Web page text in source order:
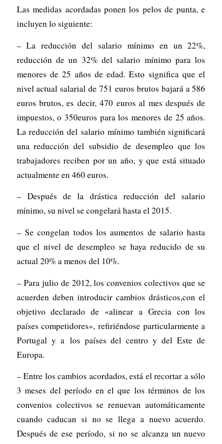
Las medidas acordadas ponen los pelos de punta, e
incluyen lo siguiente:
– La reducción del salario mínimo en un 22%,
reducción de un 32% del salario mínimo para los
menores de 25 años de edad. Esto significa que el
nivel actual salarial de 751 euros brutos bajará a 586
euros brutos, es decir, 470 euros al mes después de
impuestos, o 350euros para los menores de 25 años.
La reducción del salario mínimo también significará
una reducción del subsidio de desempleo que los
trabajadores reciben por un año, y que está situado
actualmente en 460 euros.
– Después de la drástica reducción del salario
mínimo, su nivel se congelará hasta el 2015.
– Se congelan todos los aumentos de salario hasta
que el nivel de desempleo se haya reducido de su
actual 20% a menos del 10%.
– Para julio de 2012, los convenios colectivos que se
acuerden deben introducir cambios drásticos,con el
objetivo declarado de «alinear a Grecia con los
países competidores», refiriéndose particularmente a
Portugal y a los países del centro y del Este de
Europa.
– Entre los cambios acordados, está el recortar a sólo
3 meses del período en el que los términos de los
convenios colectivos se renuevan automáticamente
cuando caducan si no se llega a nuevo acuerdo.
Después de ese período, si no se alcanza un nuevo